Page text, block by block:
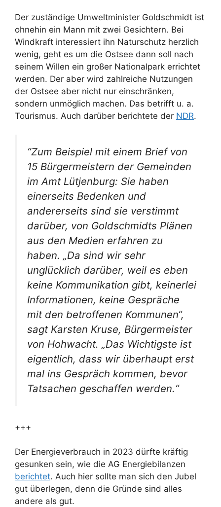
Der zuständige Umweltminister Goldschmidt ist
ohnehin ein Mann mit zwei Gesichtern. Bei
Windkraft interessiert ihn Naturschutz herzlich
wenig, geht es um die Ostsee dann soll nach
seinem Willen ein großer Nationalpark errichtet
werden. Der aber wird zahlreiche Nutzungen
der Ostsee aber nicht nur einschränken,
sondern unmöglich machen. Das betrifft u. a.
Tourismus. Auch darüber berichtete der NDR.
“Zum Beispiel mit einem Brief von
15 Bürgermeistern der Gemeinden
im Amt Lütjenburg: Sie haben
einerseits Bedenken und
andererseits sind sie verstimmt
darüber, von Goldschmidts Plänen
aus den Medien erfahren zu
haben. „Da sind wir sehr
unglücklich darüber, weil es eben
keine Kommunikation gibt, keinerlei
Informationen, keine Gespräche
mit den betroffenen Kommunen“,
sagt Karsten Kruse, Bürgermeister
von Hohwacht. „Das Wichtigste ist
eigentlich, dass wir überhaupt erst
mal ins Gespräch kommen, bevor
Tatsachen geschaffen werden.“
+++
Der Energieverbrauch in 2023 dürfte kräftig
gesunken sein, wie die AG Energiebilanzen
berichtet. Auch hier sollte man sich den Jubel
gut überlegen, denn die Gründe sind alles
andere als gut.